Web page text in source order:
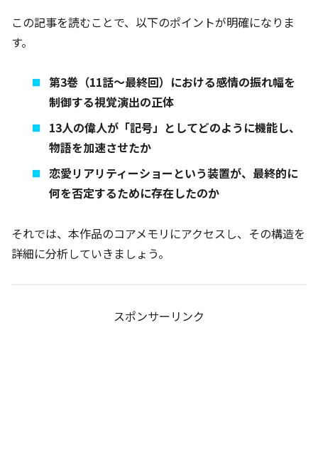
この記事を読むことで、以下のポイントが明確になりま
す。
第3巻（11話〜最終回）における感情の振れ幅を
制御する視覚演出の正体
13人の偉人が「記号」としてどのように機能し、
物語を加速させたか
恋愛リアリティーショーという装置が、最終的に
何を否定するために存在したのか
それでは、本作品のコアメモリにアクセスし、その構造を
詳細に分析していきましょう。
スポンサーリンク